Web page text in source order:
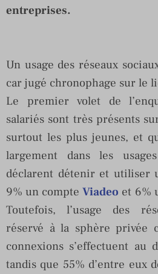
entreprises.
Un usage des réseaux
car jugé chronophage sur le
Le premier volet de
salariés sont très présents
surtout les plus jeunes, et
largement dans les
déclarent détenir et utiliser
9% un compteViadeo et 6%
Toutefois, l’usage des
réservé à la sphère privée
connexions s’effectuent au
tandis que 55% d’entre eux